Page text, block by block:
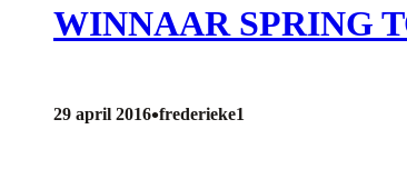
WINNAAR SPRING
29 april 2016•frederieke1